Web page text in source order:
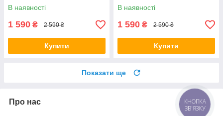
В наявності
1 590 ₴ 2 590 ₴
Купити
В наявності
1 590 ₴ 2 590 ₴
Купити
Показати ще
Про нас КНОПКА
ЗВ'ЯЗКУ